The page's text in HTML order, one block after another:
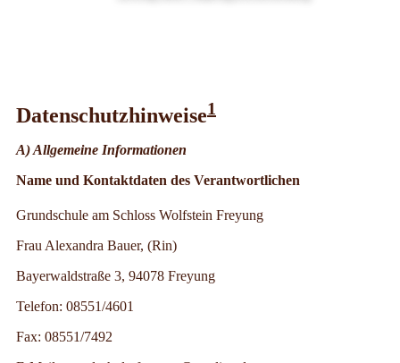
Datenschutzhinweise1
A) Allgemeine Informationen
Name und Kontaktdaten des Verantwortlichen
Grundschule am Schloss Wolfstein Freyung
Frau Alexandra Bauer, (Rin)
Bayerwaldstraße 3, 94078 Freyung
Telefon: 08551/4601
Fax: 08551/7492